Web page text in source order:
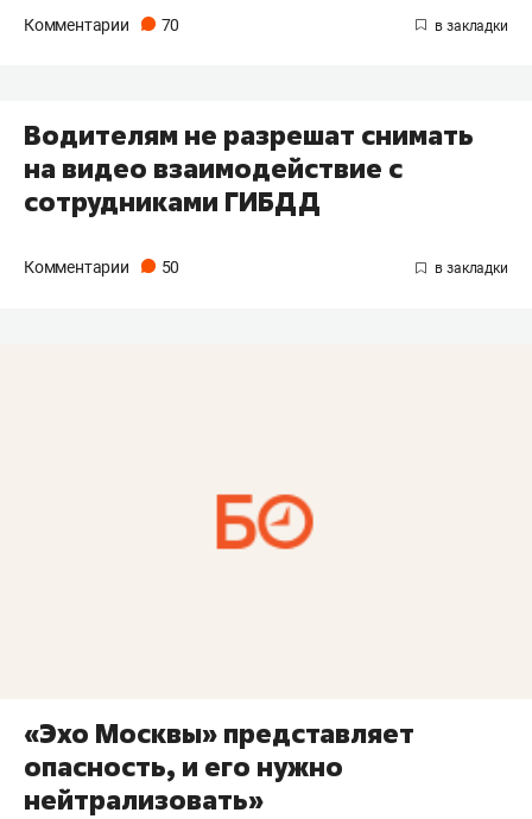
Комментарии 70
Водителям не разрешат снимать
на видео взаимодействие с
сотрудниками ГИБДД
Комментарии 50
«Эхо Москвы» представляет
опасность, и его нужно
нейтрализовать»